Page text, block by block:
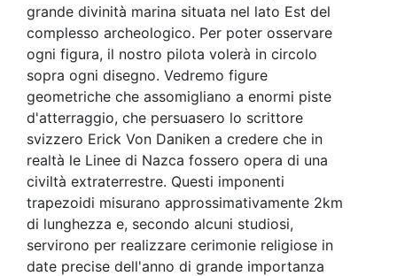
grande divinità marina situata nel lato Est del
complesso archeologico. Per poter osservare
ogni figura, il nostro pilota volerà in circolo
sopra ogni disegno. Vedremo figure
geometriche che assomigliano a enormi piste
d'atterraggio, che persuasero lo scrittore
svizzero Erick Von Daniken a credere che in
realtà le Linee di Nazca fossero opera di una
civiltà extraterrestre. Questi imponenti
trapezoidi misurano approssimativamente 2km
di lunghezza e, secondo alcuni studiosi,
servirono per realizzare cerimonie religiose in
date precise dell'anno di grande importanza